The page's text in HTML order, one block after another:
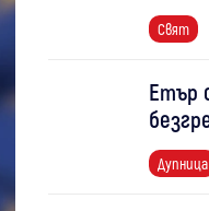
Свят
Етър
Дупница